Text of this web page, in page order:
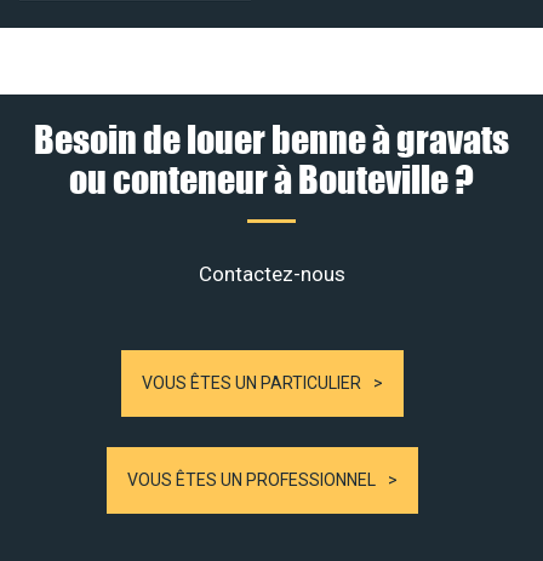
Besoin de louer benne à gravats
ou conteneur à Bouteville ?
Contactez-nous
VOUS ÊTES UN PARTICULIER
VOUS ÊTES UN PROFESSIONNEL